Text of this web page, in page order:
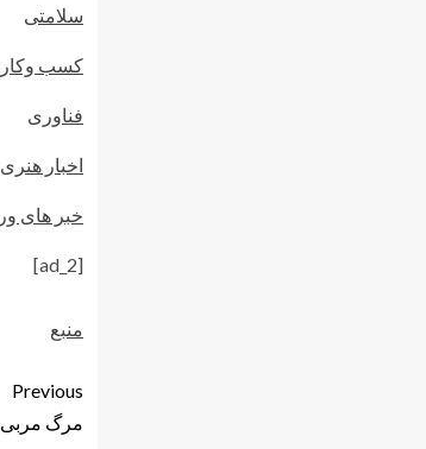
سلامتی
کسب وکار
فناوری
اخبار هنری
خبر های
[ad_2]
منبع
Previous
مرگ مربی